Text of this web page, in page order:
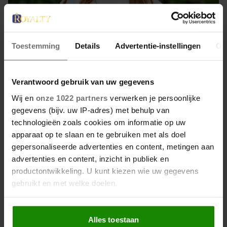
Toestemming Details Advertentie-instellingen
Verantwoord gebruik van uw gegevens
Wij en onze 1022 partners verwerken je persoonlijke
gegevens (bijv. uw IP-adres) met behulp van
technologieën zoals cookies om informatie op uw
apparaat op te slaan en te gebruiken met als doel
gepersonaliseerde advertenties en content, metingen aan
advertenties en content, inzicht in publiek en
productontwikkeling. U kunt kiezen wie uw gegevens
gebruikt en met welke doelen.
Als u het toestaat, willen we ook graag:
Informatie verzamelen over uw geografische
Alles toestaan
DIT WILDEN DE ROYALS LATER
WORDEN TOEN ZE KLEIN
WAREN
Dolfijnentrainer of toch advocaat? Het zal je nog
verbazen van welke carrière deze 5 royals droomden
toen ze jong waren.